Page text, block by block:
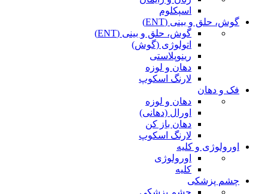
اسپکلوم
گوش، حلق و بینی (ENT)
گوش، حلق و بینی (ENT)
اتولوژی (گوش)
رینوپلاستی
دهان و لوزه
لارنگ اسکوپ
فک و دهان
دهان و لوزه
اورال (دهانی)
دهان باز کن
لارنگ اسکوپ
اورولوژی و کلیه
اورولوژی
کلیه
چشم پزشکی
چشم پزشکی